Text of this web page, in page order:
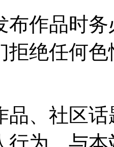
布作品时
拒绝任何
品、社区